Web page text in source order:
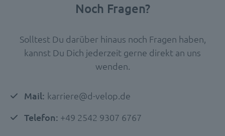
Noch Fragen?
Solltest Du darüber hinaus noch Fragen haben,
kannst Du Dich jederzeit gerne direkt an uns
wenden.
Mail: karriere@d-velop.de
Telefon: +49 2542 9307 6767